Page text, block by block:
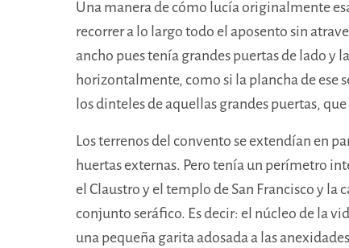
Una manera de cómo lucía originalmente
recorrer a lo largo todo el aposento sin
ancho pues tenía grandes puertas de lado y
horizontalmente, como si la plancha de ese
los dinteles de aquellas grandes puertas,
Los terrenos del convento se extendían en
huertas externas. Pero tenía un perímetro
el Claustro y el templo de San Francisco y la
conjunto seráfico. Es decir: el núcleo de la
una pequeña garita adosada a las